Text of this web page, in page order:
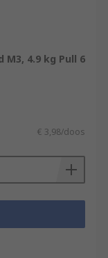
M3, 4.9 kg Pull 6
€ 3,98/doos